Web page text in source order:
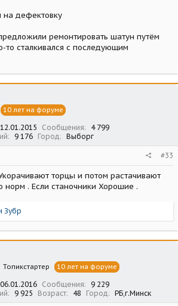
на дефектовку
ремонтировать шатун путём
то сталкивался с последующим
10 лет на форуме
12.01.2015 Сообщения
4 799
9 176 Город Выборг
#33
торцы и потом растачивают
норм . Если станочники Хорошие .
Зубр
Топикстартер 10 лет на форуме
06.01.2016 Сообщения
9 229
9 925 Возраст 48 Город РБ,г.Минск